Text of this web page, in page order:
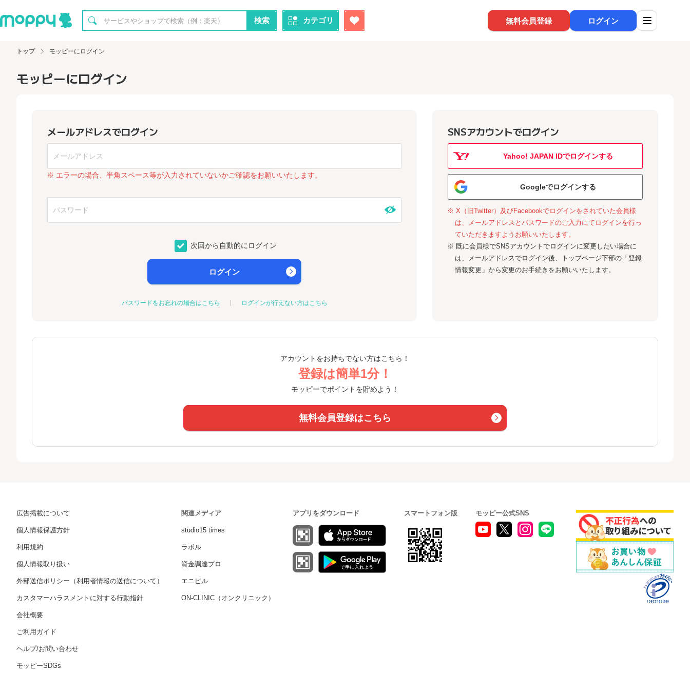
検索 カテゴリ 無料会員登録 ログイン
トップ モッピーにログイン
モッピーにログイン
メールアドレスでログイン
※ エラーの場合、半角スペース等が入力されていないかご確認をお願いいたします。
次回から自動的にログイン
ログイン
パスワードをお忘れの場合はこちら ログインが行えない方はこちら
SNSアカウントでログイン
Yahoo! JAPAN IDでログインする
Googleでログインする
※ X（旧Twitter）及びFacebookでログインをされていた会員様
は、メールアドレスとパスワードのご入力にてログインを行っ
ていただきますようお願いいたします。
※ 既に会員様でSNSアカウントでログインに変更したい場合に
は、メールアドレスでログイン後、トップページ下部の「登録
情報変更」から変更のお手続きをお願いいたします。
アカウントをお持ちでない方はこちら！
登録は簡単1分！
モッピーでポイントを貯めよう！
無料会員登録はこちら
広告掲載について
個人情報保護方針
利用規約
個人情報取り扱い
外部送信ポリシー（利用者情報の送信について）
カスタマーハラスメントに対する行動指針
会社概要
ご利用ガイド
ヘルプ/お問い合わせ
モッピーSDGs
関連メディア
studio15 times
ラボル
資金調達プロ
エニピル
ON-CLINIC（オンクリニック）
アプリをダウンロード スマートフォン版 モッピー公式SNS